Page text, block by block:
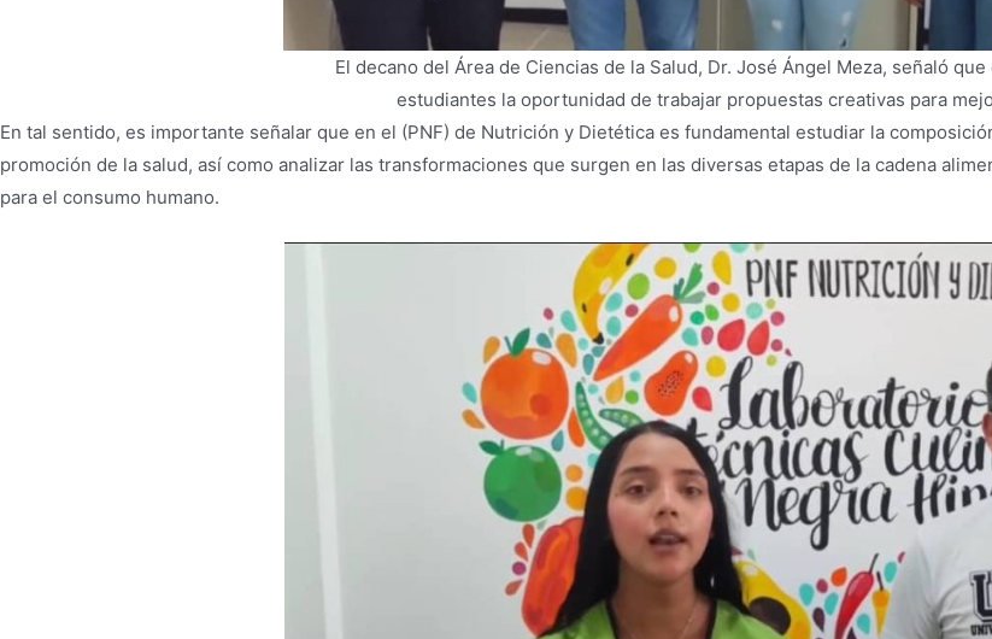
El decano del Área de Ciencias de la Salud, Dr. José Ángel Meza, señaló
estudiantes la oportunidad de trabajar propuestas creativas para
En tal sentido, es importante señalar que en el (PNF) de Nutrición y Dietética es fundamental estudiar la
promoción de la salud, así como analizar las transformaciones que surgen en las diversas etapas de la cadena
para el consumo humano.